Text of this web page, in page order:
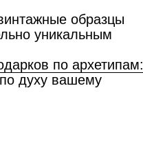
образцы
уникальным
по архетипам:
духу вашему